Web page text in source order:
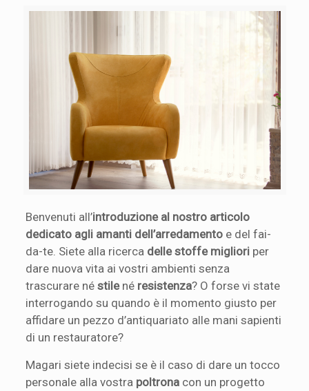
Benvenuti all’introduzione al nostro articolo
dedicato agli amanti dell’arredamento e del fai-
da-te. Siete alla ricerca delle stoffe migliori per
dare nuova vita ai vostri ambienti senza
trascurare néstilené resistenza? O forse vi state
interrogando su quando è il momento giusto per
affidare un pezzo d’antiquariato alle mani sapienti
di un restauratore?
Magari siete indecisi se è il caso di dare un tocco
personale alla vostra poltrona con un progetto